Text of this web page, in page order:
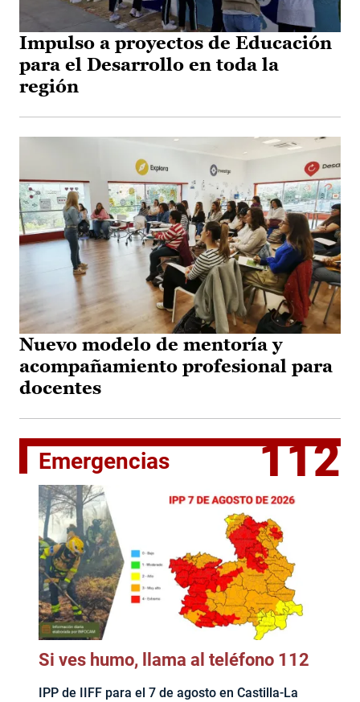
Impulso a proyectos de Educación
para el Desarrollo en toda la
región
Nuevo modelo de mentoría y
acompañamiento profesional para
docentes
Emergencias 112
Si ves humo, llama al teléfono 112
IPP de IIFF para el 7 de agosto en Castilla-La